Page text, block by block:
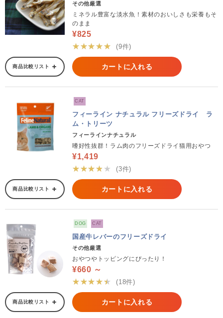
その他厳選
ミネラル豊富な淡水魚！素材のおいしさも栄養もそ
のまま
¥825
★★★★★
(9件)
商品比較リスト カートに入れる
CAT
フィーライン ナチュラル フリーズドライ ラ
ム・トリーツ
フィーラインナチュラル
嗜好性抜群！ラム肉のフリーズドライ猫用おやつ
¥1,419
★★★★★
(3件)
商品比較リスト カートに入れる
DOG CAT
国産牛レバーのフリーズドライ
その他厳選
おやつやトッピングにぴったり！
¥660 ～
★★★★★
(18件)
商品比較リスト カートに入れる